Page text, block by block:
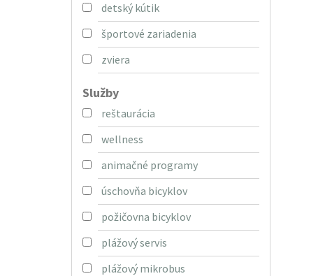
detský kútik
športové zariadenia
zviera
Služby
reštaurácia
wellness
animačné programy
úschovňa bicyklov
požičovna bicyklov
plážový servis
plážový mikrobus